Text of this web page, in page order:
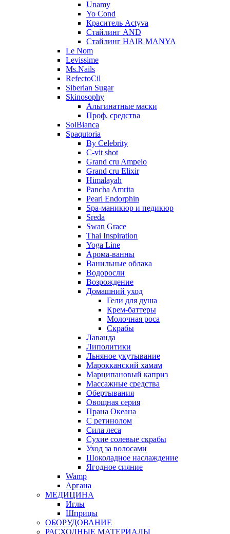
Unamy
Yo Cond
Краситель Actyva
Стайлинг AND
Стайлинг HAIR MANYA
Le Nom
Levissime
Ms.Nails
RefectoCil
Siberian Sugar
Skinosophy
Альгинатные маски
Проф. средства
SolBianca
Spaqutoria
By Celebrity
C-vit shot
Grand cru Ampelo
Grand сru Elixir
Himalayah
Pancha Amrita
Pearl Endorphin
Spa-маникюр и педикюр
Sreda
Swan Grace
Thai Inspiration
Yoga Line
Арома-ванны
Ванильные облака
Водоросли
Возрождение
Домашний уход
Гели для душа
Крем-баттеры
Молочная роса
Скрабы
Лаванда
Липолитики
Льняное укутывание
Марокканский хамам
Марципановый каприз
Массажные средства
Обертывания
Овощная серия
Прана Океана
С ретинолом
Сила леса
Сухие солевые скрабы
Уход за волосами
Шоколадное наслаждение
Ягодное сияние
Wamp
Аргана
МЕДИЦИНА
Иглы
Шприцы
ОБОРУДОВАНИЕ
РАСХОДНЫЕ МАТЕРИАЛЫ